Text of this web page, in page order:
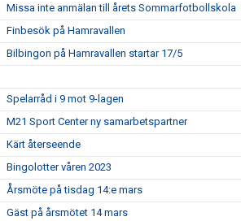
Missa inte anmälan till årets Sommarfotbollskola
Finbesök på Hamravallen
Bilbingon på Hamravallen startar 17/5
Spelarråd i 9 mot 9-lagen
M21 Sport Center ny samarbetspartner
Kärt återseende
Bingolotter våren 2023
Årsmöte på tisdag 14:e mars
Gäst på årsmötet 14 mars